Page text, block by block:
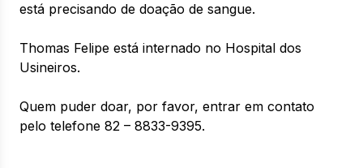
está precisando de doação de sangue.
Thomas Felipe está internado no Hospital dos
Usineiros.
Quem puder doar, por favor, entrar em contato
pelo telefone 82 – 8833-9395.